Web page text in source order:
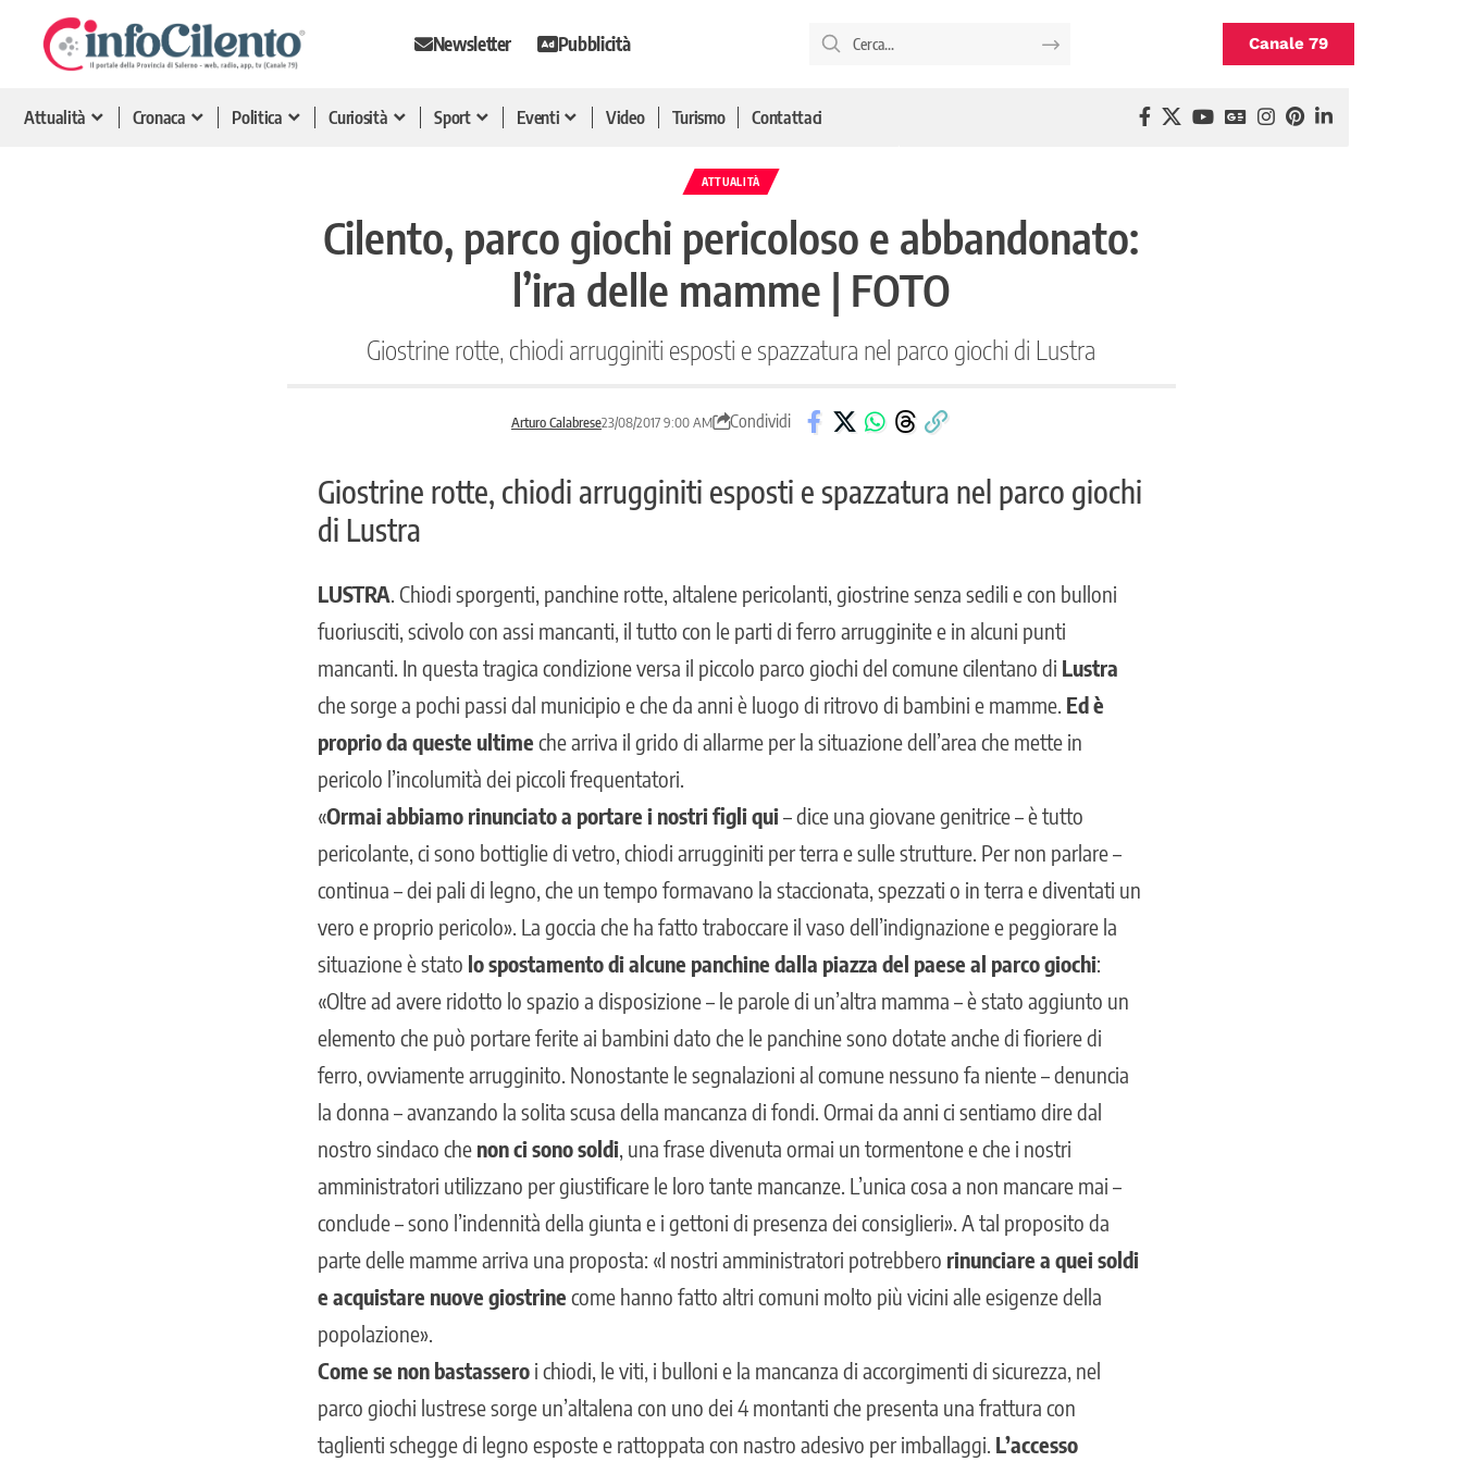
Newsletter Pubblicità Canale 79
Attualità Cronaca Politica Curiosità Sport Eventi Video Turismo Contattaci
ATTUALITÀ
Cilento, parco giochi pericoloso e abbandonato:
l’ira delle mamme | FOTO
Giostrine rotte, chiodi arrugginiti esposti e spazzatura nel parco giochi di Lustra
Arturo Calabrese23/08/2017 9:00 AM Condividi
Giostrine rotte, chiodi arrugginiti esposti e spazzatura nel parco giochi
di Lustra
LUSTRA. Chiodi sporgenti, panchine rotte, altalene pericolanti, giostrine senza sedili e con bulloni
fuoriusciti, scivolo con assi mancanti, il tutto con le parti di ferro arrugginite e in alcuni punti
mancanti. In questa tragica condizione versa il piccolo parco giochi del comune cilentano di Lustra
che sorge a pochi passi dal municipio e che da anni è luogo di ritrovo di bambini e mamme. Ed è
proprio da queste ultime che arriva il grido di allarme per la situazione dell’area che mette in
pericolo l’incolumità dei piccoli frequentatori.
«Ormai abbiamo rinunciato a portare i nostri figli qui– dice una giovane genitrice – è tutto
pericolante, ci sono bottiglie di vetro, chiodi arrugginiti per terra e sulle strutture. Per non parlare –
continua – dei pali di legno, che un tempo formavano la staccionata, spezzati o in terra e diventati un
vero e proprio pericolo». La goccia che ha fatto traboccare il vaso dell’indignazione e peggiorare la
situazione è stato lo spostamento di alcune panchine dalla piazza del paese al parco giochi:
«Oltre ad avere ridotto lo spazio a disposizione – le parole di un’altra mamma – è stato aggiunto un
elemento che può portare ferite ai bambini dato che le panchine sono dotate anche di fioriere di
ferro, ovviamente arrugginito. Nonostante le segnalazioni al comune nessuno fa niente – denuncia
la donna – avanzando la solita scusa della mancanza di fondi. Ormai da anni ci sentiamo dire dal
nostro sindaco che non ci sono soldi, una frase divenuta ormai un tormentone e che i nostri
amministratori utilizzano per giustificare le loro tante mancanze. L’unica cosa a non mancare mai –
conclude – sono l’indennità della giunta e i gettoni di presenza dei consiglieri». A tal proposito da
parte delle mamme arriva una proposta: «I nostri amministratori potrebbero rinunciare a quei soldi
e acquistare nuove giostrine come hanno fatto altri comuni molto più vicini alle esigenze della
popolazione».
Come se non bastassero i chiodi, le viti, i bulloni e la mancanza di accorgimenti di sicurezza, nel
parco giochi lustrese sorge un’altalena con uno dei 4 montanti che presenta una frattura con
taglienti schegge di legno esposte e rattoppata con nastro adesivo per imballaggi. L’accesso